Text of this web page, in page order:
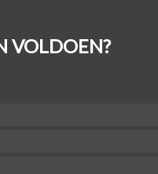
VOLDOEN?